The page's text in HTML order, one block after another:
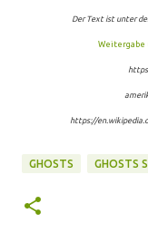
Der Text ist unter
Weitergabe
https://
GHOSTS GHOSTS